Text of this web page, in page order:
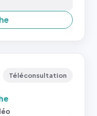
Téléconsultation